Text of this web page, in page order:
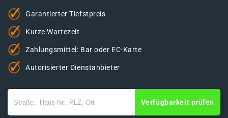
Garantierter Tiefstpreis
Kurze Wartezeit
Zahlungsmittel: Bar oder EC-Karte
Autorisierter Dienstanbieter
Verfügbarkeit prüfen